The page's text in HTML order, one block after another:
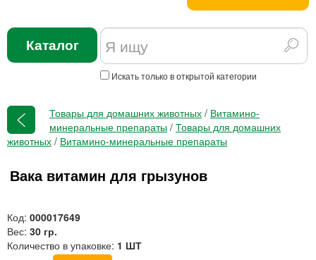
Каталог
Искать только в открытой категории
Товары для домашних животных / Витамино-
минеральные препараты / Товары для домашних
животных / Витамино-минеральные препараты
Вака витамин для грызунов
Код: 000017649
Вес: 30 гр.
Количество в упаковке: 1 ШТ